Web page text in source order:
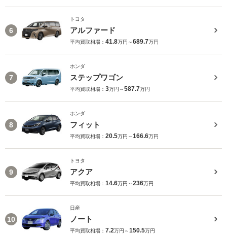
6
トヨタ
アルファード
平均買取相場： 41.8万円～689.7万円
7
ホンダ
ステップワゴン
平均買取相場： 3万円～587.7万円
8
ホンダ
フィット
平均買取相場： 20.5万円～166.6万円
9
トヨタ
アクア
平均買取相場： 14.6万円～236万円
10
日産
ノート
平均買取相場： 7.2万円～150.5万円